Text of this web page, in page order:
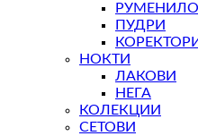
РУМЕНИЛО
ПУДРИ
НОКТИ
ЛАКОВИ
НЕГА
КОЛЕКЦИИ
СЕТОВИ